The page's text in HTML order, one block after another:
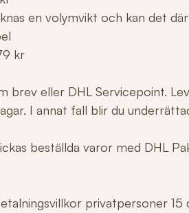
en volymvikt och kan det
kr
brev eller DHL Servicepoint.
I annat fall blir du
beställda varor med DHL
privatpersoner 15